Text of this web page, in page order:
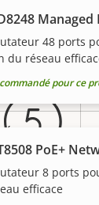
la
de
la
Managed
48 ports
du réseau
pour ce
PoE+
8 ports
efficace